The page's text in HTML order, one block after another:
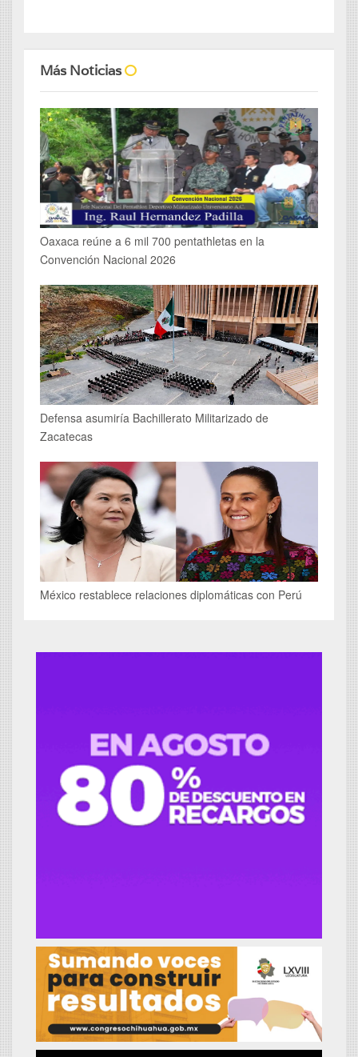
Más Noticias
Oaxaca reúne a 6 mil 700 pentathletas en la
Convención Nacional 2026
Defensa asumiría Bachillerato Militarizado de
Zacatecas
México restablece relaciones diplomáticas con Perú